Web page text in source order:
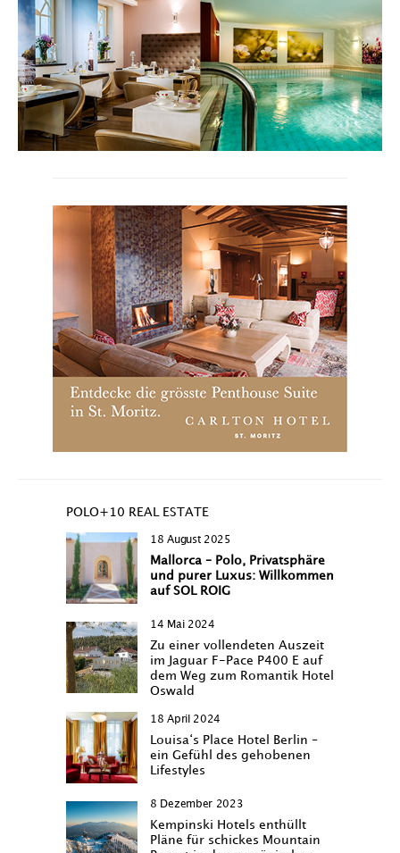
POLO+10 REAL ESTATE
18 August 2025
Mallorca – Polo, Privatsphäre
und purer Luxus: Willkommen
auf SOL ROIG
14 Mai 2024
Zu einer vollendeten Auszeit
im Jaguar F-Pace P400 E auf
dem Weg zum Romantik Hotel
Oswald
18 April 2024
Louisa‘s Place Hotel Berlin –
ein Gefühl des gehobenen
Lifestyles
8 Dezember 2023
Kempinski Hotels enthüllt
Pläne für schickes Mountain